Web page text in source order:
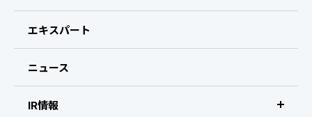
CEOメッセージ
会社概要・拠点
エキスパート
ニュース
IR情報